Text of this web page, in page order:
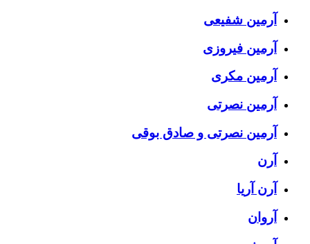
آرمین شفیعی
آرمین فیروزی
آرمین مکری
آرمین نصرتی
آرمین نصرتی و صادق بوقی
آرن
آرن آریا
آروان